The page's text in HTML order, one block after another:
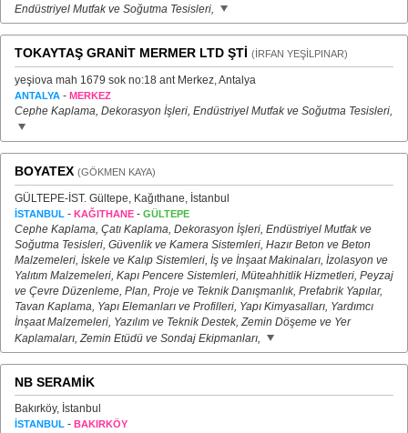
Endüstriyel Mutfak ve Soğutma Tesisleri,
TOKAYTAŞ GRANİT MERMER LTD ŞTİ (İRFAN YEŞİLPINAR)
yeşiova mah 1679 sok no:18 ant Merkez, Antalya
ANTALYA - MERKEZ
Cephe Kaplama, Dekorasyon İşleri, Endüstriyel Mutfak ve Soğutma Tesisleri,
BOYATEX (GÖKMEN KAYA)
GÜLTEPE-İST. Gültepe, Kağıthane, İstanbul
İSTANBUL - KAĞITHANE - GÜLTEPE
Cephe Kaplama, Çatı Kaplama, Dekorasyon İşleri, Endüstriyel Mutfak ve
Soğutma Tesisleri, Güvenlik ve Kamera Sistemleri, Hazır Beton ve Beton
Malzemeleri, İskele ve Kalıp Sistemleri, İş ve İnşaat Makinaları, İzolasyon ve
Yalıtım Malzemeleri, Kapı Pencere Sistemleri, Müteahhitlik Hizmetleri, Peyzaj
ve Çevre Düzenleme, Plan, Proje ve Teknik Danışmanlık, Prefabrik Yapılar,
Tavan Kaplama, Yapı Elemanları ve Profilleri, Yapı Kimyasalları, Yardımcı
İnşaat Malzemeleri, Yazılım ve Teknik Destek, Zemin Döşeme ve Yer
Kaplamaları, Zemin Etüdü ve Sondaj Ekipmanları,
NB SERAMİK
Bakırköy, İstanbul
İSTANBUL - BAKIRKÖY